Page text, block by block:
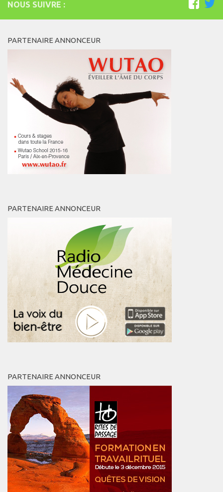
NOUS SUIVRE :
PARTENAIRE ANNONCEUR
PARTENAIRE ANNONCEUR
PARTENAIRE ANNONCEUR